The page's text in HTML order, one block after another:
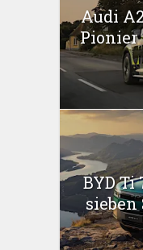
Audi
Pionier
BYD Ti
sieben